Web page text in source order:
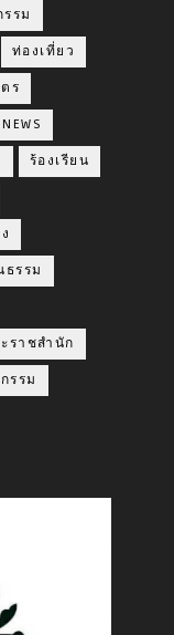
รม
ท่องเที่ยว
ร
ร้องเรียน
รรม
ราชสำนัก
รรม